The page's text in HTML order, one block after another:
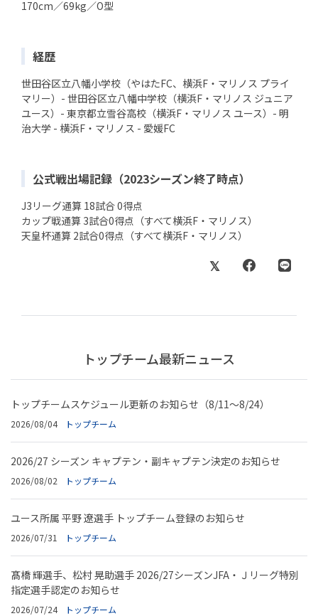
170cm／69kg／O型
経歴
世田谷区立八幡小学校（やはたFC、横浜F・マリノス プライ
マリー）- 世田谷区立八幡中学校（横浜F・マリノス ジュニア
ユース）- 東京都立雪谷高校（横浜F・マリノス ユース）- 明
治大学 - 横浜F・マリノス - 愛媛FC
公式戦出場記録（2023シーズン終了時点）
J3リーグ通算 18試合 0得点
カップ戦通算 3試合0得点（すべて横浜F・マリノス）
天皇杯通算 2試合0得点（すべて横浜F・マリノス）
トップチーム最新ニュース
トップチームスケジュール更新のお知らせ（8/11～8/24）
2026/08/04 トップチーム
2026/27 シーズン キャプテン・副キャプテン決定のお知らせ
2026/08/02 トップチーム
ユース所属 平野 遼選手 トップチーム登録のお知らせ
2026/07/31 トップチーム
髙橋 輝選手、松村 晃助選手 2026/27シーズンJFA・Ｊリーグ特別
指定選手認定のお知らせ
2026/07/24 トップチーム